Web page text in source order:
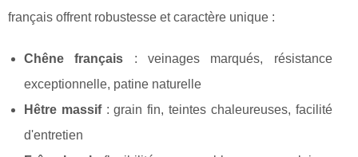
français offrent robustesse et caractère unique :
Chêne français : veinages marqués, résistance
exceptionnelle, patine naturelle
Hêtre massif: grain fin, teintes chaleureuses, facilité
d'entretien